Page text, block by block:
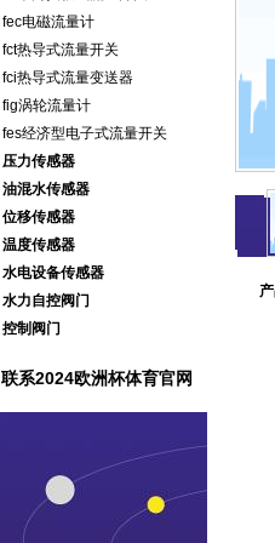
fec电磁流量计
fct热导式流量开关
fci热导式流量变送器
fig涡轮流量计
fes经济型电子式流量开关
压力传感器
油混水传感器
位移传感器
温度传感器
水电设备传感器
水力自控阀门
控制阀门
联系2024欧洲杯体育官网